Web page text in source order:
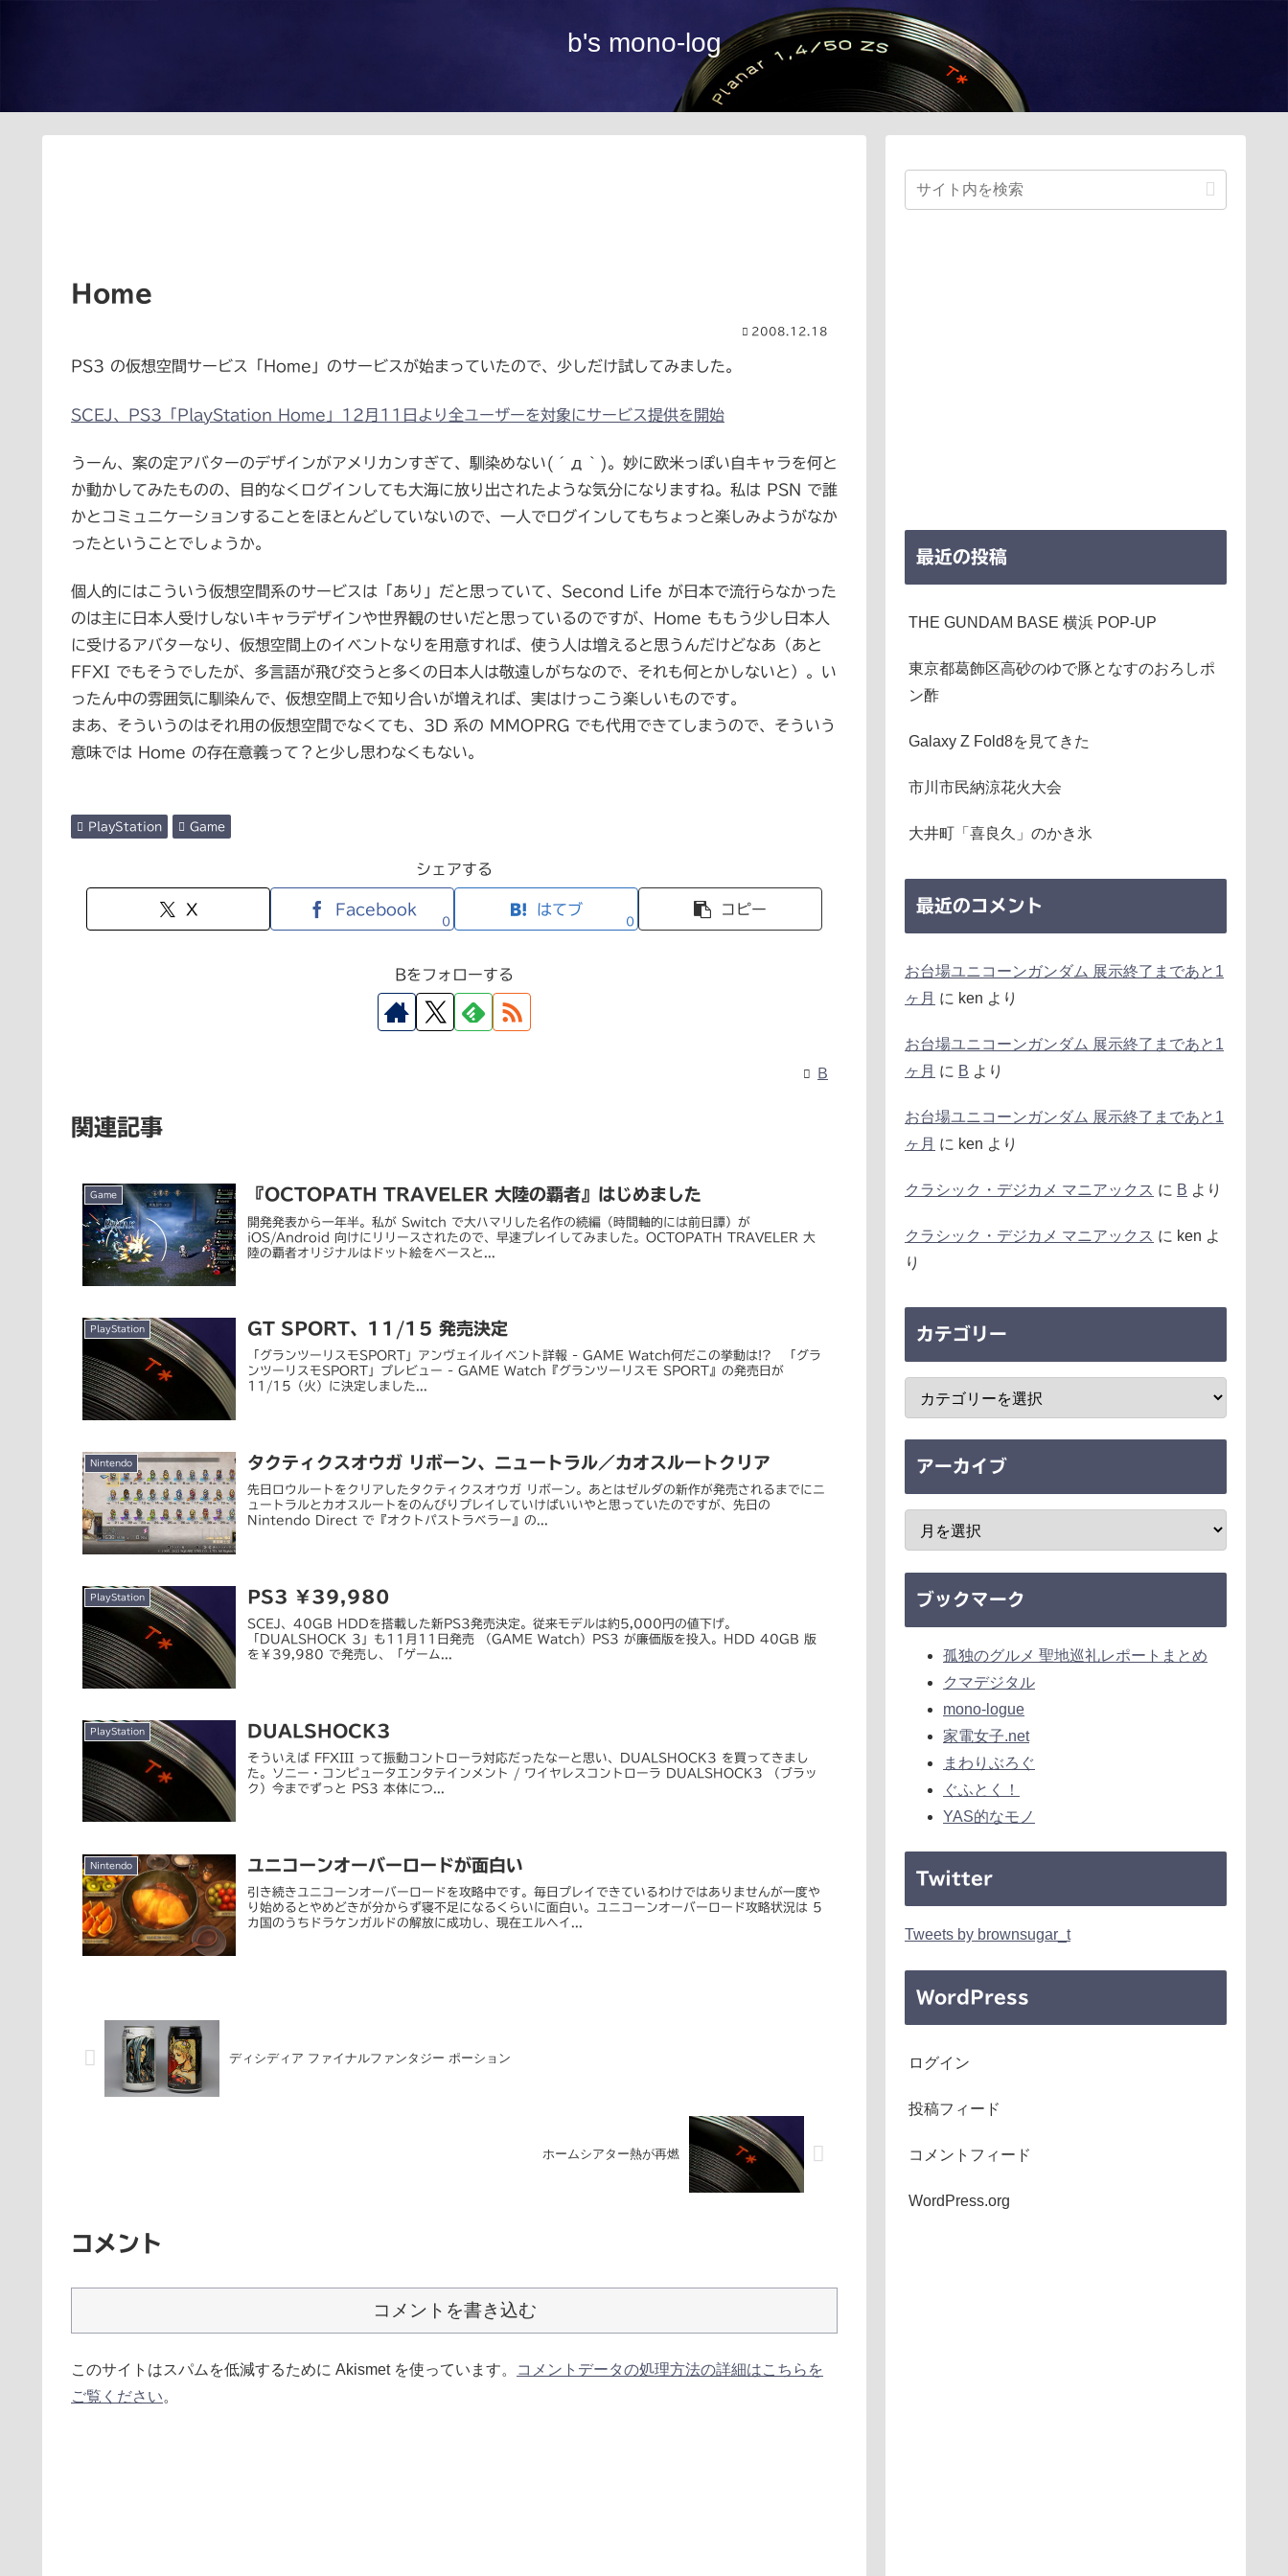
b's mono-log
Home
2008.12.18
PS3 の仮想空間サービス「Home」のサービスが始まっていたので、少しだけ試してみました。
SCEJ、PS3「PlayStation Home」12月11日より全ユーザーを対象にサービス提供を開始
うーん、案の定アバターのデザインがアメリカンすぎて、馴染めない(´д｀)。妙に欧米っぽい自キャラを何と
か動かしてみたものの、目的なくログインしても大海に放り出されたような気分になりますね。私は PSN で誰
かとコミュニケーションすることをほとんどしていないので、一人でログインしてもちょっと楽しみようがなか
ったということでしょうか。
個人的にはこういう仮想空間系のサービスは「あり」だと思っていて、Second Life が日本で流行らなかった
のは主に日本人受けしないキャラデザインや世界観のせいだと思っているのですが、Home ももう少し日本人
に受けるアバターなり、仮想空間上のイベントなりを用意すれば、使う人は増えると思うんだけどなあ（あと
FFXI でもそうでしたが、多言語が飛び交うと多くの日本人は敬遠しがちなので、それも何とかしないと）。い
ったん中の雰囲気に馴染んで、仮想空間上で知り合いが増えれば、実はけっこう楽しいものです。
まあ、そういうのはそれ用の仮想空間でなくても、3D 系の MMOPRG でも代用できてしまうので、そういう
意味では Home の存在意義って？と少し思わなくもない。
PlayStation Game
シェアする
X Facebook
0
はてブ
0
コピー
Bをフォローする
B
関連記事
Game 『OCTOPATH TRAVELER 大陸の覇者』はじめました
開発発表から一年半。私が Switch で大ハマリした名作の続編（時間軸的には前日譚）が
iOS/Android 向けにリリースされたので、早速プレイしてみました。OCTOPATH TRAVELER 大
陸の覇者オリジナルはドット絵をベースと...
PlayStation GT SPORT、11/15 発売決定
「グランツーリスモSPORT」アンヴェイルイベント詳報 - GAME Watch何だこの挙動は!? 「グラ
ンツーリスモSPORT」プレビュー - GAME Watch『グランツーリスモ SPORT』の発売日が
11/15（火）に決定しました...
Nintendo タクティクスオウガ リボーン、ニュートラル／カオスルートクリア
先日ロウルートをクリアしたタクティクスオウガ リボーン。あとはゼルダの新作が発売されるまでにニ
ュートラルとカオスルートをのんびりプレイしていけばいいやと思っていたのですが、先日の
Nintendo Direct で『オクトパストラベラー』の...
PlayStation PS3 ￥39,980
SCEJ、40GB HDDを搭載した新PS3発売決定。従来モデルは約5,000円の値下げ。
「DUALSHOCK 3」も11月11日発売 （GAME Watch）PS3 が廉価版を投入。HDD 40GB 版
を￥39,980 で発売し、「ゲーム...
PlayStation DUALSHOCK3
そういえば FFXIII って振動コントローラ対応だったなーと思い、DUALSHOCK3 を買ってきまし
た。ソニー・コンピュータエンタテインメント / ワイヤレスコントローラ DUALSHOCK3 （ブラッ
ク）今までずっと PS3 本体につ...
Nintendo ユニコーンオーバーロードが面白い
引き続きユニコーンオーバーロードを攻略中です。毎日プレイできているわけではありませんが一度や
り始めるとやめどきが分からず寝不足になるくらいに面白い。ユニコーンオーバーロード攻略状況は 5
カ国のうちドラケンガルドの解放に成功し、現在エルヘイ...
ディシディア ファイナルファンタジー ポーション
ホームシアター熱が再燃
コメント
コメントを書き込む
このサイトはスパムを低減するために Akismet を使っています。
コメントデータの処理方法の詳細はこちらを
ご覧ください。
最近の投稿
THE GUNDAM BASE 横浜 POP-UP
東京都葛飾区高砂のゆで豚となすのおろしポ
ン酢
Galaxy Z Fold8を見てきた
市川市民納涼花火大会
大井町「喜良久」のかき氷
最近のコメント
お台場ユニコーンガンダム 展示終了まであと1
ヶ月 に ken より
お台場ユニコーンガンダム 展示終了まであと1
ヶ月 に B より
お台場ユニコーンガンダム 展示終了まであと1
ヶ月 に ken より
クラシック・デジカメ マニアックス に B より
クラシック・デジカメ マニアックス に ken よ
り
カテゴリー
アーカイブ
ブックマーク
孤独のグルメ 聖地巡礼レポートまとめ
クマデジタル
mono-logue
家電女子.net
まわりぶろぐ
ぐふとく！
YAS的なモノ
Twitter
Tweets by brownsugar_t
WordPress
ログイン
投稿フィード
コメントフィード
WordPress.org